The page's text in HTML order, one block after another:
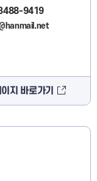
9419
지 바로가기